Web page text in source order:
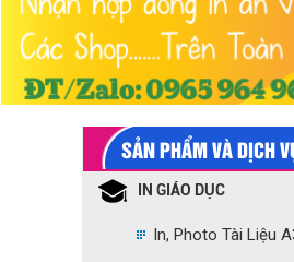
SẢN PHẨM VÀ DỊCH
IN GIÁO DỤC
In, Photo Tài Liệu